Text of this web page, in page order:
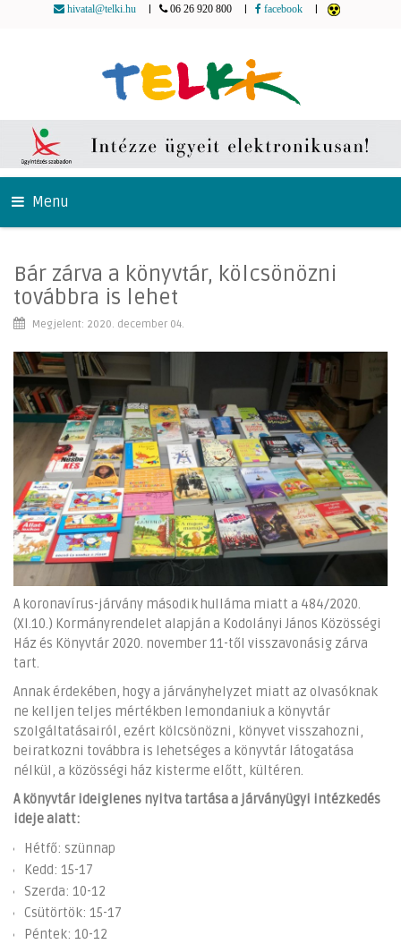
hivatal@telki.hu 06 26 920 800 facebook
Menu
Bár zárva a könyvtár, kölcsönözni
továbbra is lehet
Megjelent: 2020. december 04.
A koronavírus-járvány második hulláma miatt a 484/2020.
(XI.10.) Kormányrendelet alapján a Kodolányi János Közösségi
Ház és Könyvtár 2020. november 11-től visszavonásig zárva
tart.
Annak érdekében, hogy a járványhelyzet miatt az olvasóknak
ne kelljen teljes mértékben lemondaniuk a könyvtár
szolgáltatásairól, ezért kölcsönözni, könyvet visszahozni,
beiratkozni továbbra is lehetséges a könyvtár látogatása
nélkül, a közösségi ház kisterme előtt, kültéren.
A könyvtár ideiglenes nyitva tartása a járványügyi intézkedés
ideje alatt:
Hétfő: szünnap
Kedd: 15-17
Szerda: 10-12
Csütörtök: 15-17
Péntek: 10-12